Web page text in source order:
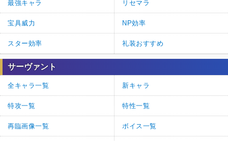
最強キャラ リセマラ
宝具威力 NP効率
スター効率 礼装おすすめ
サーヴァント
全キャラ一覧 新キャラ
特攻一覧 特性一覧
再臨画像一覧 ボイス一覧